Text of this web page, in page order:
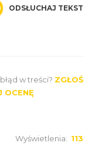
ODSŁUCHAJ TEKST
w treści? ZGŁOŚ
OCENĘ
Wyświetlenia: 113